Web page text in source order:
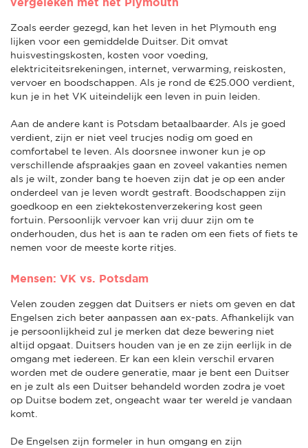
Zoals eerder gezegd, kan het leven in het Plymouth eng
lijken voor een gemiddelde Duitser. Dit omvat
huisvestingskosten, kosten voor voeding,
elektriciteitsrekeningen, internet, verwarming, reiskosten,
vervoer en boodschappen. Als je rond de €25.000 verdient,
kun je in het VK uiteindelijk een leven in puin leiden.
Aan de andere kant is Potsdam betaalbaarder. Als je goed
verdient, zijn er niet veel trucjes nodig om goed en
comfortabel te leven. Als doorsnee inwoner kun je op
verschillende afspraakjes gaan en zoveel vakanties nemen
als je wilt, zonder bang te hoeven zijn dat je op een ander
onderdeel van je leven wordt gestraft. Boodschappen zijn
goedkoop en een ziektekostenverzekering kost geen
fortuin. Persoonlijk vervoer kan vrij duur zijn om te
onderhouden, dus het is aan te raden om een fiets of fiets te
nemen voor de meeste korte ritjes.
Mensen: VK vs. Potsdam
Velen zouden zeggen dat Duitsers er niets om geven en dat
Engelsen zich beter aanpassen aan ex-pats. Afhankelijk van
je persoonlijkheid zul je merken dat deze bewering niet
altijd opgaat. Duitsers houden van je en ze zijn eerlijk in de
omgang met iedereen. Er kan een klein verschil ervaren
worden met de oudere generatie, maar je bent een Duitser
en je zult als een Duitser behandeld worden zodra je voet
op Duitse bodem zet, ongeacht waar ter wereld je vandaan
komt.
De Engelsen zijn formeler in hun omgang en zijn